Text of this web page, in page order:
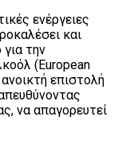
ενέργειες
και
την
(European
επιστολή
να απαγορευτεί